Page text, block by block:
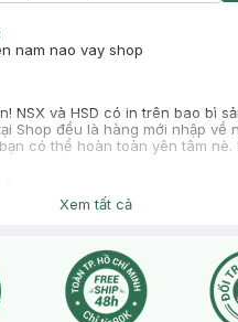
nam nao vay shop
NSX và HSD có in trên bao bì
Shop đều là hàng mới nhập về
có thể hoàn toàn yên tâm nè.
Xem tất cả